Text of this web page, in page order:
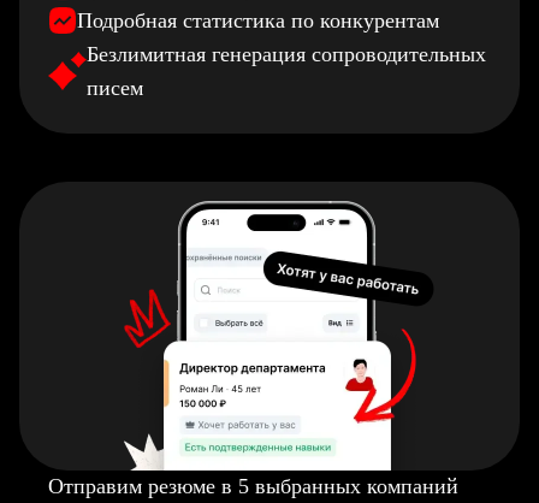
Подробная статистика по конкурентам
Безлимитная генерация сопроводительных
писем
Отправим резюме в 5 выбранных компаний